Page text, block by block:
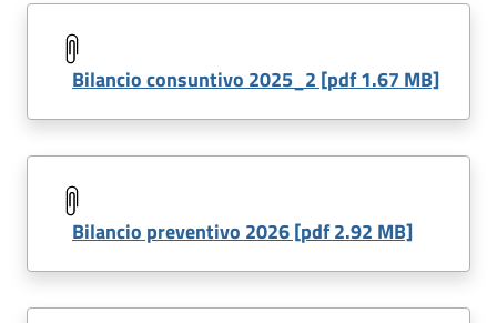
Bilancio consuntivo 2025_2 [pdf 1.67 MB]
Bilancio preventivo 2026 [pdf 2.92 MB]